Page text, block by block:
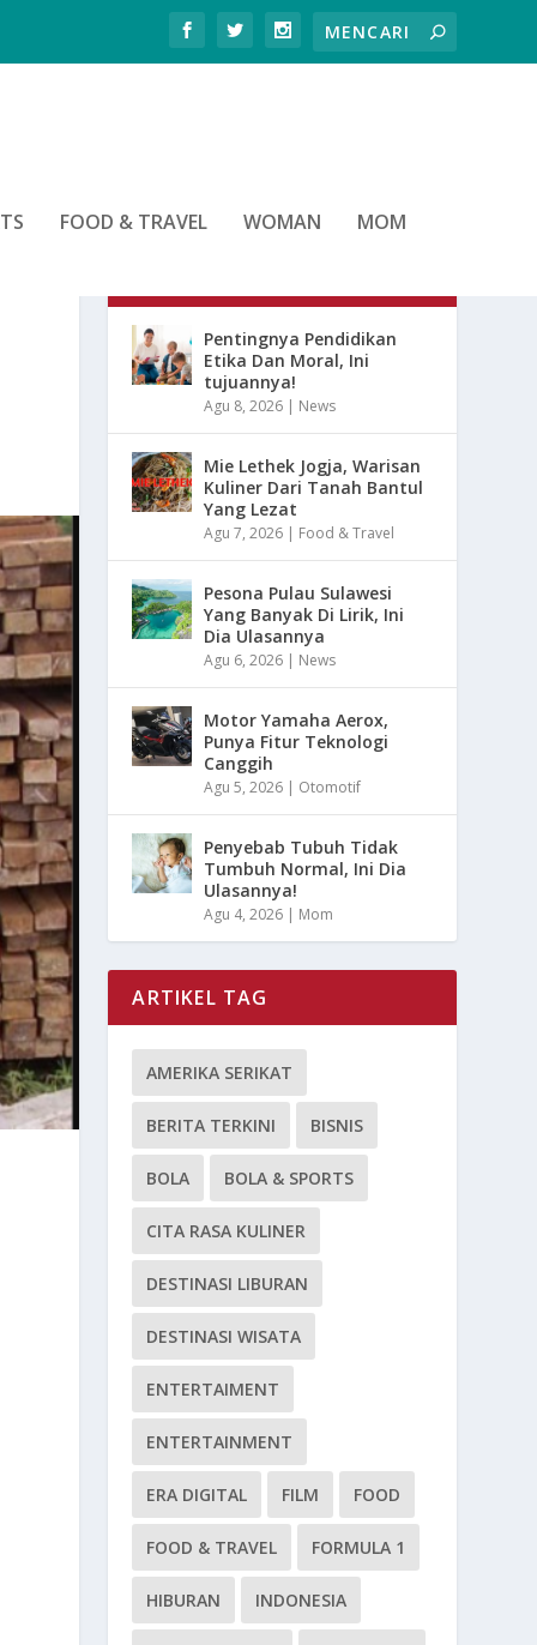
FOOD & TRAVEL WOMAN MOM
Pentingnya Pendidikan
Etika Dan Moral, Ini
tujuannya!
Agu 8, 2026 | News
Mie Lethek Jogja, Warisan
Kuliner Dari Tanah Bantul
Yang Lezat
Agu 7, 2026 | Food & Travel
Pesona Pulau Sulawesi
Yang Banyak Di Lirik, Ini
Dia Ulasannya
Agu 6, 2026 | News
Motor Yamaha Aerox,
Punya Fitur Teknologi
Canggih
Agu 5, 2026 | Otomotif
Penyebab Tubuh Tidak
Tumbuh Normal, Ini Dia
Ulasannya!
Agu 4, 2026 | Mom
ARTIKEL TAG
AMERIKA SERIKAT
BERITA TERKINI BISNIS
BOLA BOLA & SPORTS
CITA RASA KULINER
DESTINASI LIBURAN
DESTINASI WISATA
ENTERTAIMENT
ENTERTAINMENT
ERA DIGITAL FILM FOOD
FOOD & TRAVEL FORMULA 1
HIBURAN INDONESIA